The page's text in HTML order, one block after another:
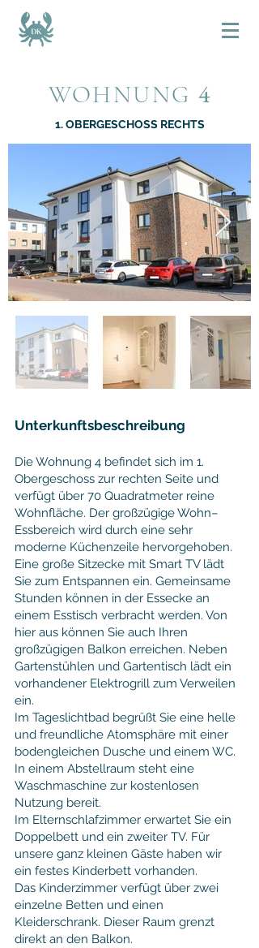
WOHNUNG 4
1. OBERGESCHOSS RECHTS
Unterkunftsbeschreibung
Die Wohnung 4 befindet sich im 1.
Obergeschoss zur rechten Seite und
verfügt über 70 Quadratmeter reine
Wohnfläche. Der großzügige Wohn–
Essbereich wird durch eine sehr
moderne Küchenzeile hervorgehoben.
Eine große Sitzecke mit Smart TV lädt
Sie zum Entspannen ein. Gemeinsame
Stunden können in der Essecke an
einem Esstisch verbracht werden. Von
hier aus können Sie auch Ihren
großzügigen Balkon erreichen. Neben
Gartenstühlen und Gartentisch lädt ein
vorhandener Elektrogrill zum Verweilen
ein.
Im Tageslichtbad begrüßt Sie eine helle
und freundliche Atomsphäre mit einer
bodengleichen Dusche und einem WC.
In einem Abstellraum steht eine
Waschmaschine zur kostenlosen
Nutzung bereit.
Im Elternschlafzimmer erwartet Sie ein
Doppelbett und ein zweiter TV. Für
unsere ganz kleinen Gäste haben wir
ein festes Kinderbett vorhanden.
Das Kinderzimmer verfügt über zwei
einzelne Betten und einen
Kleiderschrank. Dieser Raum grenzt
direkt an den Balkon.